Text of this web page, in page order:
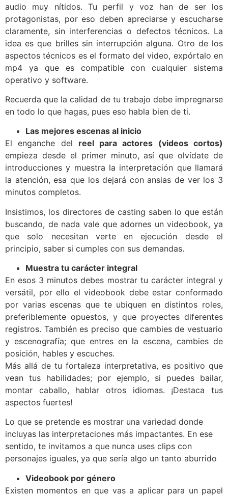
audio muy nítidos. Tu perfil y voz han de ser los
protagonistas, por eso deben apreciarse y escucharse
claramente, sin interferencias o defectos técnicos. La
idea es que brilles sin interrupción alguna. Otro de los
aspectos técnicos es el formato del video, expórtalo en
mp4 ya que es compatible con cualquier sistema
operativo y software.
Recuerda que la calidad de tu trabajo debe impregnarse
en todo lo que hagas, pues eso habla bien de ti.
Las mejores escenas al inicio
El enganche del reel para actores (videos cortos)
empieza desde el primer minuto, así que olvídate de
introducciones y muestra la interpretación que llamará
la atención, esa que los dejará con ansias de ver los 3
minutos completos.
Insistimos, los directores de casting saben lo que están
buscando, de nada vale que adornes un videobook, ya
que solo necesitan verte en ejecución desde el
principio, saber si cumples con sus demandas.
Muestra tu carácter integral
En esos 3 minutos debes mostrar tu carácter integral y
versátil, por ello el videobook debe estar conformado
por varias escenas que te ubiquen en distintos roles,
preferiblemente opuestos, y que proyectes diferentes
registros. También es preciso que cambies de vestuario
y escenografía; que entres en la escena, cambies de
posición, hables y escuches.
Más allá de tu fortaleza interpretativa, es positivo que
vean tus habilidades; por ejemplo, si puedes bailar,
montar caballo, hablar otros idiomas. ¡Destaca tus
aspectos fuertes!
Lo que se pretende es mostrar una variedad donde
incluyas las interpretaciones más impactantes. En ese
sentido, te invitamos a que nunca uses clips con
personajes iguales, ya que sería algo un tanto aburrido
Videobook por género
Existen momentos en que vas a aplicar para un papel